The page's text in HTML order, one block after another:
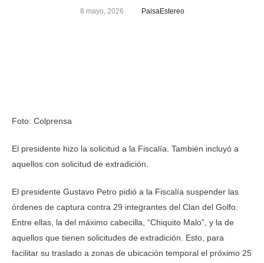
8 mayo, 2026 PaisaEstereo
Foto: Colprensa
El presidente hizo la solicitud a la Fiscalía. También incluyó a
aquellos con solicitud de extradición.
El presidente Gustavo Petro pidió a la Fiscalía suspender las
órdenes de captura contra 29 integrantes del Clan del Golfo.
Entre ellas, la del máximo cabecilla, “Chiquito Malo”, y la de
aquellos que tienen solicitudes de extradición. Esto, para
facilitar su traslado a zonas de ubicación temporal el próximo 25